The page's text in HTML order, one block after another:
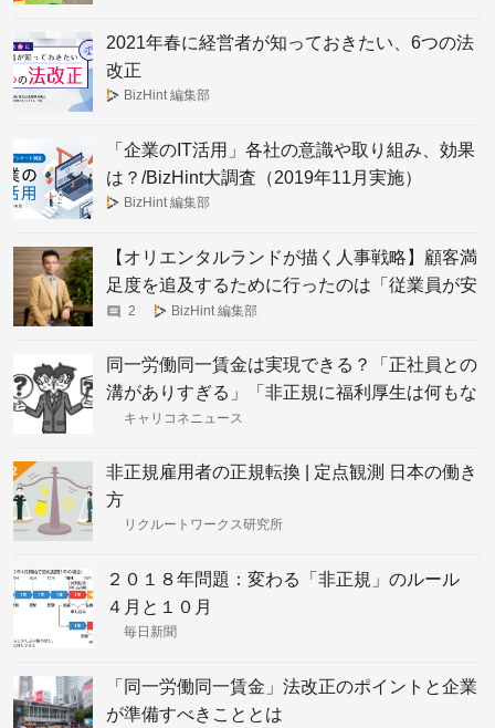
2021年春に経営者が知っておきたい、6つの法
改正
BizHint 編集部
「企業のIT活用」各社の意識や取り組み、効果
は？/BizHint大調査（2019年11月実施）
BizHint 編集部
【オリエンタルランドが描く人事戦略】顧客満
足度を追及するために行ったのは「従業員が安
心して働ける環境づくり」
2 BizHint 編集部
同一労働同一賃金は実現できる？「正社員との
溝がありすぎる」「非正規に福利厚生は何もな
し」という職場
キャリコネニュース
非正規雇用者の正規転換 | 定点観測 日本の働き
方
リクルートワークス研究所
２０１８年問題：変わる「非正規」のルール
４月と１０月
毎日新聞
「同一労働同一賃金」法改正のポイントと企業
が準備すべきこととは